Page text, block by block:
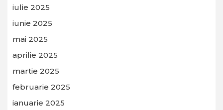
iulie 2025
iunie 2025
mai 2025
aprilie 2025
martie 2025
februarie 2025
ianuarie 2025